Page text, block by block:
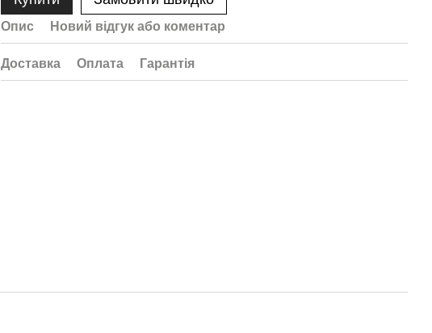
Опис Новий відгук або коментар
Доставка Оплата Гарантія